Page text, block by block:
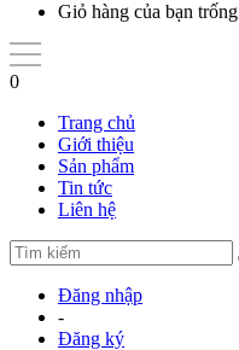
Giỏ hàng của bạn
0
Trang chủ
Giới thiệu
Sản phẩm
Tin tức
Liên hệ
Đăng nhập
-
Đăng ký